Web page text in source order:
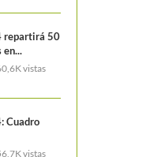
repartirá 50
vistas
Cuadro
vistas